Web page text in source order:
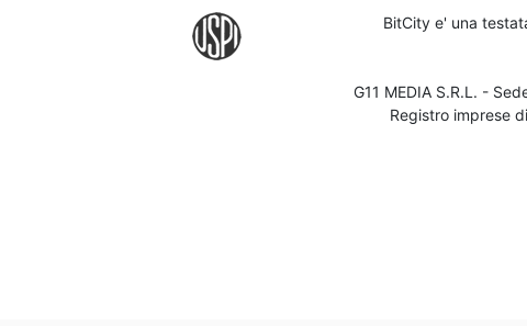
BitCity e' una
G11 MEDIA S.R.L. -
Registro imprese